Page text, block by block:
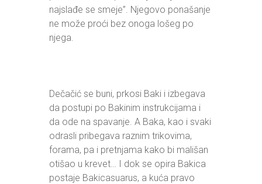
najslađe se smeje”. Njegovo ponašanje
ne može proći bez onoga lošeg po
njega.
Dečačić se buni, prkosi Baki i izbegava
da postupi po Bakinim instrukcijama i
da ode na spavanje. A Baka, kao i svaki
odrasli pribegava raznim trikovima,
forama, pa i pretnjama kako bi mališan
otišao u krevet… I dok se opira Bakica
postaje Bakicasuarus, a kuća pravo